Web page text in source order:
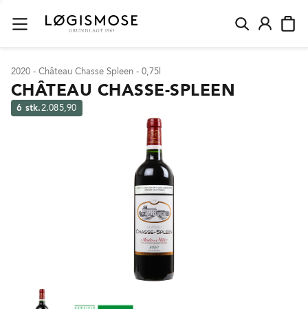
2020 - Château Chasse Spleen - 0,75l
CHÂTEAU CHASSE-SPLEEN
6 stk.2.085,90